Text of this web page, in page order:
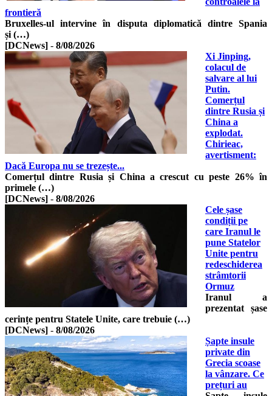
frontieră
Bruxelles-ul intervine în disputa diplomatică dintre Spania
și (…)
[DCNews] - 8/08/2026
Xi Jinping,
colacul de
salvare al lui
Putin.
Comerțul
dintre Rusia și
China a
explodat.
Chirieac,
avertisment:
Dacă Europa nu se trezește...
Comerțul dintre Rusia și China a crescut cu peste 26% în
primele (…)
[DCNews] - 8/08/2026
Cele șase
condiții pe
care Iranul le
pune Statelor
Unite pentru
redeschiderea
strâmtorii
Ormuz
Iranul a
prezentat șase
cerințe pentru Statele Unite, care trebuie (…)
[DCNews] - 8/08/2026
Șapte insule
private din
Grecia scoase
la vânzare. Ce
prețuri au